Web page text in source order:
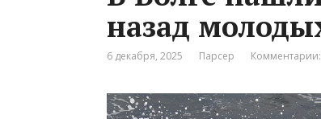
назад
6 декабря, 2025 Парсер